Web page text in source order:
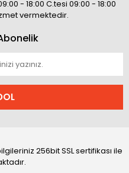
- 18:00 C.tesi 09:00 - 18:00
vermektedir.
256bit SSL sertifikası ile